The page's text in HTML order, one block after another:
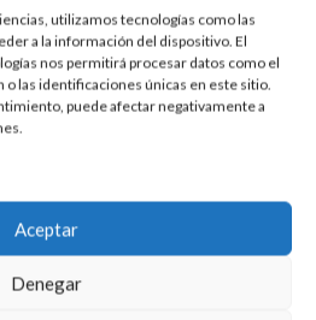
utilizamos tecnologías como las
a la información del dispositivo. El
nos permitirá procesar datos como el
las identificaciones únicas en este sitio.
puede afectar negativamente a
Aceptar
Denegar
GOLF
12 mm. montados en sistema de